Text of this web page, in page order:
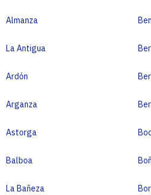
Almanza
La Antigua
Ardón
Arganza
Astorga
Balboa
La Bañeza